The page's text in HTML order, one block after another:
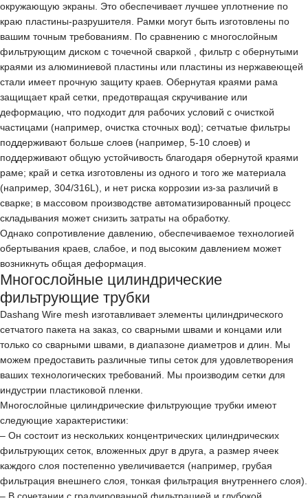
окружающую экраны. Это обеспечивает лучшее уплотнение по
краю пластины-разрушителя. Рамки могут быть изготовлены по
вашим точным требованиям. По сравнению с многослойным
фильтрующим диском с точечной сваркой , фильтр с обернутыми
краями из алюминиевой пластины или пластины из нержавеющей
стали имеет прочную защиту краев. Обернутая краями рама
защищает край сетки, предотвращая скручивание или
деформацию, что подходит для рабочих условий с очисткой
частицами (например, очистка сточных вод); сетчатые фильтры
поддерживают больше слоев (например, 5-10 слоев) и
поддерживают общую устойчивость благодаря обернутой краями
раме; край и сетка изготовлены из одного и того же материала
(например, 304/316L), и нет риска коррозии из-за различий в
сварке; в массовом производстве автоматизированный процесс
складывания может снизить затраты на обработку.
Однако сопротивление давлению, обеспечиваемое технологией
обертывания краев, слабое, и под высоким давлением может
возникнуть общая деформация.
Многослойные цилиндрические
фильтрующие трубки
Dashang Wire mesh изготавливает элементы цилиндрического
сетчатого пакета на заказ, со сварными швами и концами или
только со сварными швами, в диапазоне диаметров и длин. Мы
можем предоставить различные типы сеток для удовлетворения
ваших технологических требований. Мы производим сетки для
индустрии пластиковой пленки.
Многослойные цилиндрические фильтрующие трубки имеют
следующие характеристики:
– Он состоит из нескольких концентрических цилиндрических
фильтрующих сеток, вложенных друг в друга, а размер ячеек
каждого слоя постепенно увеличивается (например, грубая
фильтрация внешнего слоя, тонкая фильтрация внутреннего слоя).